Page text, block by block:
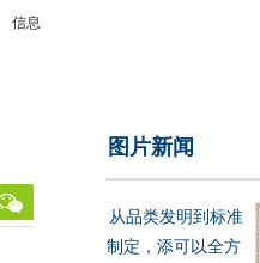
信息
图片新闻
从品类发明到标准
制定，添可以全方